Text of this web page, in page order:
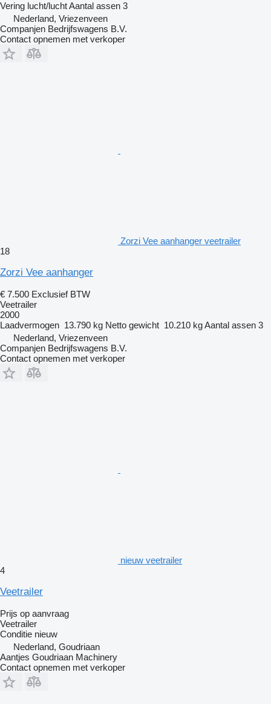
Vering lucht/luchtAantal assen 3
Nederland, Vriezenveen
Companjen Bedrijfswagens B.V.
Contact opnemen met verkoper
Zorzi Vee aanhanger veetrailer
18
Zorzi Vee aanhanger
€ 7.500 Exclusief BTW
Veetrailer
2000
Laadvermogen 13.790 kg Netto gewicht 10.210 kgAantal assen 3
Nederland, Vriezenveen
Companjen Bedrijfswagens B.V.
Contact opnemen met verkoper
nieuw veetrailer
4
Veetrailer
Prijs op aanvraag
Veetrailer
Conditie nieuw
Nederland, Goudriaan
Aantjes Goudriaan Machinery
Contact opnemen met verkoper